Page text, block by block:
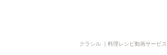
クラシル ｜料理レシピ動画サービス